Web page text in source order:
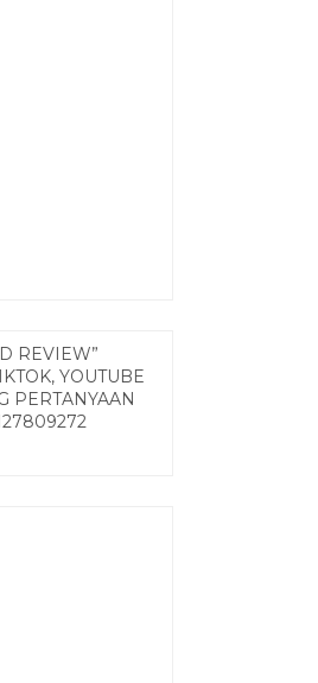
REVIEW”
YOUTUBE
PERTANYAAN